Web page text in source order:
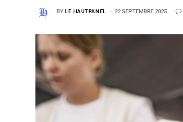
BY LE HAUTPANEL 22 SEPTEMBRE 2025